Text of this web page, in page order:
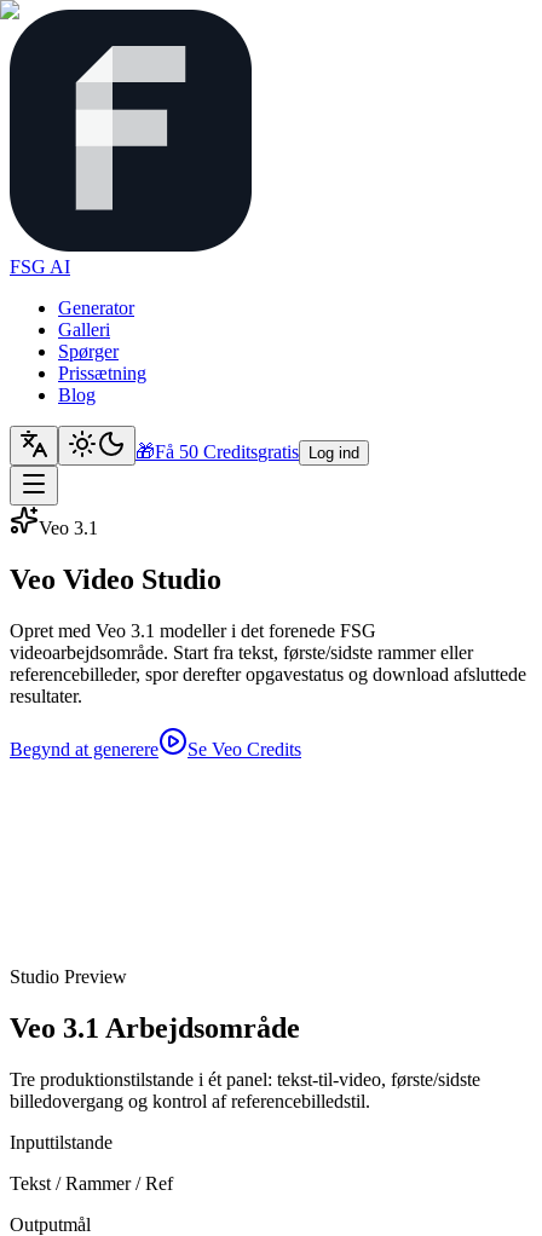
FSG AI
Generator
Galleri
Spørger
Prissætning
Blog
🎁Få 50 Creditsgratis Log ind
Veo 3.1
Veo Video Studio
Opret med Veo 3.1 modeller i det forenede FSG
videoarbejdsområde. Start fra tekst, første/sidste rammer eller
referencebilleder, spor derefter opgavestatus og download afsluttede
resultater.
Begynd at generere Se Veo Credits
Studio Preview
Veo 3.1 Arbejdsområde
Tre produktionstilstande i ét panel: tekst-til-video, første/sidste
billedovergang og kontrol af referencebilledstil.
Inputtilstande
Tekst / Rammer / Ref
Outputmål